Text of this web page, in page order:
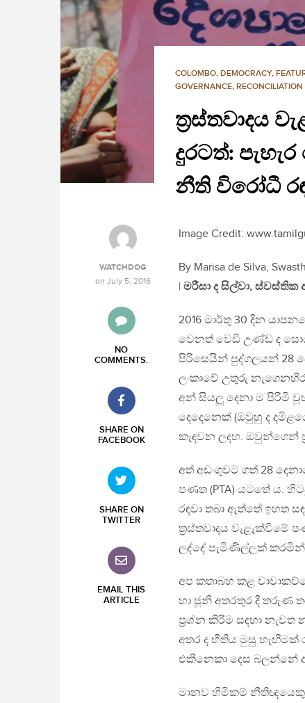
COLOMBO, DEMOCRACY,
GOVERNANCE, RECONCILIATION
ත‍්‍රස්තවාදය
දුරටත්:
නීති විරෝධී
WATCHDOG
on July 5, 2016
NO
COMMENTS.
SHARE ON
FACEBOOK
SHARE ON
TWITTER
EMAIL THIS
ARTICLE
Image Credit:
By Marisa de Silva,
| මරීසා ද සිල්වා, ස්වස්තික
2016 මාර්තු 30 දින
වෙනත් වෙඩි උණ්ඩ ද
පිරිසෙයින් පුද්ගලයන් 28
ලංකාවේ උතුරු
අන් සියලූ දෙනා ම පිරිමි
දෙදෙනෙක් (ඔවුහු ද
කැඳවන ලදහ. ඔවුන්ගෙන්
අත් අඩංගුවට ගත් 28
පණත (PTA) යටතේ ය.
රඳවා තබා ඇත්තේ ඉහත
ත‍්‍රස්තවාදය
ලද්දේ පැමිණිල්ලක්
අප කතාබහ කළ
හා ජූනි අතරතුර දී තරුණ
ප‍්‍රශ්න කිරීම සඳහා නැවත
අතර ද භීතිය මුසු හැඟීමක්
එකිනෙකා දෙස බලන්නේ
මානව හිමිකම් නීතිඥයෙකු